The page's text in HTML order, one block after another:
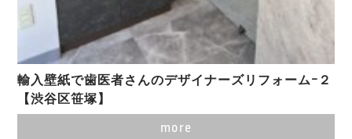
輸入壁紙で歯医者さんのデザイナーズリフォームｰ２
【渋谷区笹塚】
more